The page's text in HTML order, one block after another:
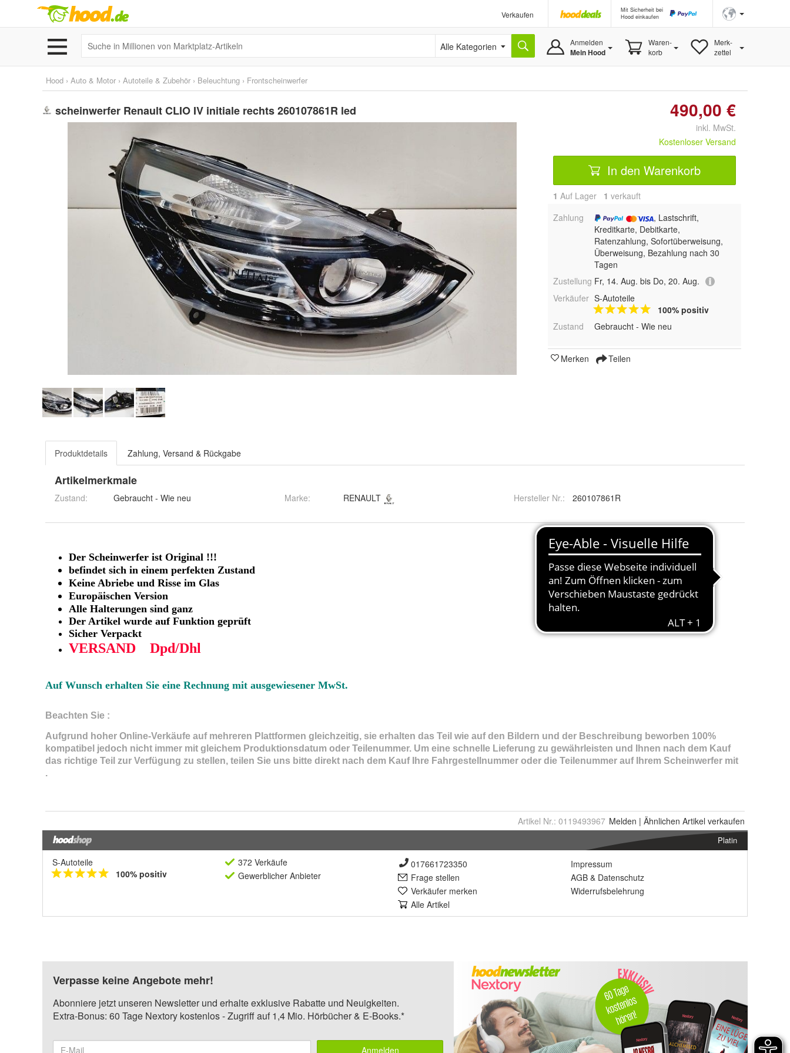
Verkaufen
Mit Sicherheit bei
Hood einkaufen
Alle Kategorien Anmelden
Mein Hood
Waren-
korb
Merk-
zettel
Hood › Auto & Motor › Autoteile & Zubehör › Beleuchtung › Frontscheinwerfer
scheinwerfer Renault CLIO IV initiale rechts 260107861R led 490,00 €
inkl. MwSt.
Kostenloser Versand
In den Warenkorb
1 Auf Lager 1 verkauft
Zahlung
, Lastschrift,
Kreditkarte, Debitkarte,
Ratenzahlung, Sofortüberweisung,
Überweisung, Bezahlung nach 30
Tagen
Zustellung Fr, 14. Aug. bis Do, 20. Aug.
Verkäufer S-Autoteile
100% positiv
Zustand
Gebraucht - Wie neu
Merken Teilen
Produktdetails Zahlung, Versand & Rückgabe
Artikelmerkmale
Zustand: Gebraucht - Wie neu Marke: RENAULT Hersteller Nr.: 260107861R
Artikel Nr.: 0119493967 Melden | Ähnlichen Artikel verkaufen
Platin
S-Autoteile
100% positiv
372 Verkäufe
Gewerblicher Anbieter
017661723350
Frage stellen
Verkäufer merken
Alle Artikel
Impressum
AGB & Datenschutz
Widerrufsbelehrung
Verpasse keine Angebote mehr!
Abonniere jetzt unseren Newsletter und erhalte exklusive Rabatte und Neuigkeiten.
Extra-Bonus: 60 Tage Nextory kostenlos - Zugriff auf 1,4 Mio. Hörbücher & E-Books.*
Anmelden